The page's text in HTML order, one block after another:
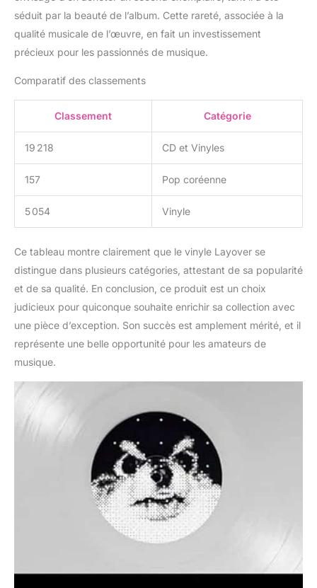
séduit par la beauté de l’album. Cette rareté, associée à la
qualité musicale de l’œuvre, en fait un investissement
précieux pour les passionnés de musique.
Comparatif des classements
Classement Catégorie
19 218 CD et Vinyles
157 Pop coréenne
5 054 Vinyle
Ce tableau montre clairement que le vinyle Layover se
distingue dans plusieurs catégories, attestant de sa popularité
et de sa qualité. En conclusion, ce produit est un choix
judicieux pour quiconque souhaite enrichir sa collection avec
une pièce d’exception. Son succès est amplement mérité, et il
représente une belle opportunité pour les amateurs de
musique.